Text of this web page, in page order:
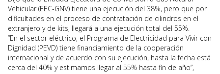
Vehicular (EEC-GNV) tiene una ejecución del 38%, pero que por
dificultades en el proceso de contratación de cilindros en el
extranjero y de kits, llegará a una ejecución total del 55%.
“En el sector eléctrico, el Programa de Electricidad para Vivir con
Dignidad (PEVD) tiene financiamiento de la cooperación
internacional y de acuerdo con su ejecución, hasta la fecha está
cerca del 40% y estimamos llegar al 55% hasta fin de año”,